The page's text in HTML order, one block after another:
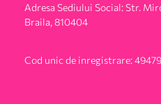
Adresa Sediului Social: Str.
Braila, 810404
Cod unic de inregistrare: